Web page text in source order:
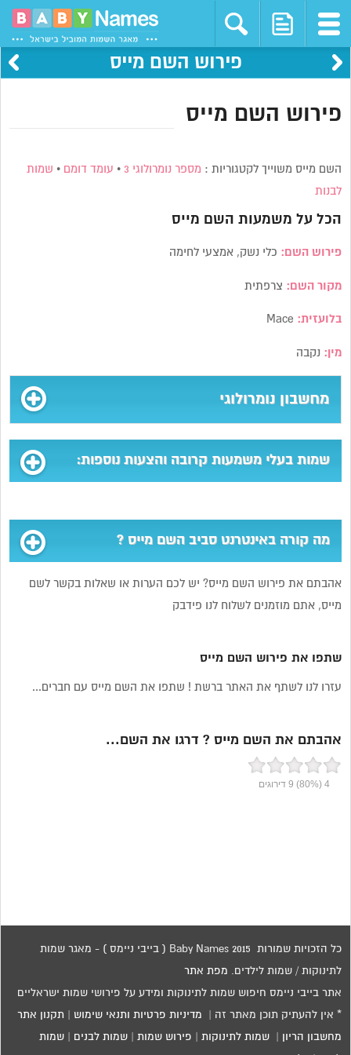
פירוש השם מייס
פירוש השם מייס
השם מייס משוייך לקטגוריות : מספר נומרולוגי 3 • עומד דומם • שמות
לבנות
הכל על משמעות השם מייס
פירוש השם: כלי נשק, אמצעי לחימה
מקור השם: צרפתית
בלועזית:
מין: נקבה
מחשבון נומרולוגי
שמות בעלי משמעות קרובה והצעות נוספות:
מה קורה באינטרנט סביב השם מייס ?
אהבתם את פירוש השם מייס? יש לכם הערות או שאלות בקשר לשם
מייס, אתם מוזמנים לשלוח לנו פידבק
שתפו את פירוש השם מייס
עזרו לנו לשתף את האתר ברשת ! שתפו את השם מייס עם חברים...
אהבתם את השם מייס ? דרגו את השם...
4
(80%)
9דירוגים
כל הזכויות שמורות 2015 Baby Names ( בייבי ניימס ) - מאגר שמות
לתינוקות / שמות לילדים. מפת אתר
אתר בייבי ניימס חיפוש שמות לתינוקות ומידע על פירושי שמות ישראליים
* אין להעתיק תוכן מאתר זה | מדיניות פרטיות ותנאי שימוש תקנון אתר
מחשבון הריון |שמות לתינוקות פירוש שמות |שמות לבנים |שמות